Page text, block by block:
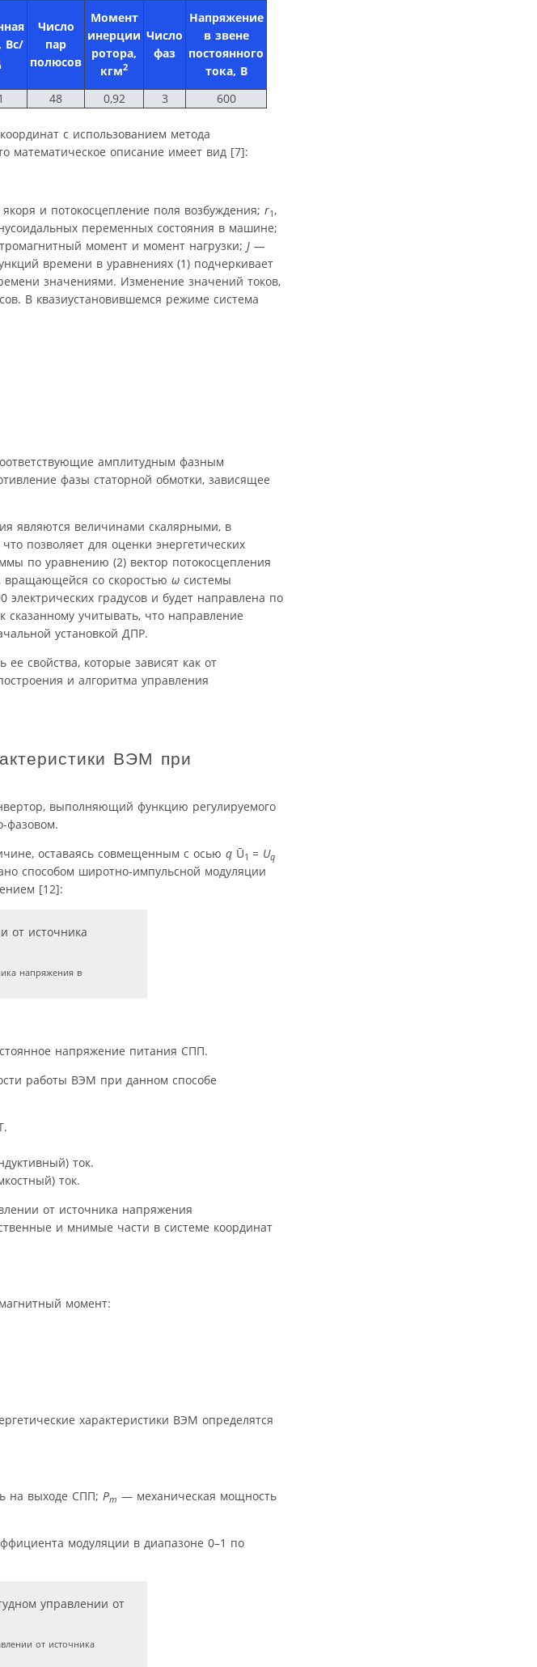
Вс/
Число
пар
полюсов
Момент
инерции
ротора,
кгм2
Число
фаз
Напряжение
в звене
постоянного
тока, В
48 0,92 3 600
с использованием метода
математическое описание имеет вид [7]:
и потокосцеплениe поля возбуждения; r1,
переменных состояния в машине;
момент и момент нагрузки; J —
времени в уравнениях (1) подчеркивает
значениями. Изменение значений токов,
В квазиустановившемся режиме система
амплитудным фазным
фазы статорной обмотки, зависящее
являются величинами скалярными, в
позволяет для оценки энергетических
по уравнению (2) вектор потокосцепления
, вращающейся со скоростью ω системы
электрических градусов и будет направлена по
учитывать, что направление
установкой ДПР.
свойства, которые зависят как от
и алгоритма управления
ВЭМ при
выполняющий функцию регулируемого
фазовом.
оставаясь совмещенным с осью q Ū1 = Uq
способом широтно-импульсной модуляции
[12]:
напряжения в
напряжение питания СПП.
работы ВЭМ при данном способе
ток.
ток.
от источника напряжения
и мнимые части в системе координат
момент:
характеристики ВЭМ определятся
на выходе СПП; Pm — механическая мощность
модуляции в диапазоне 0–1 по
от источника